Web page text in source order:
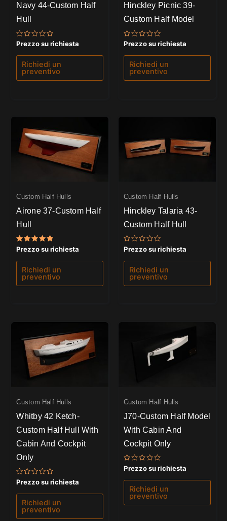
Navy 44-Custom Half
Hull
Valutato
su
Prezzo su richiesta
Richiedi un
preventivo
Hinckley Picnic 39-
Custom Half Model
Valutato
su
Prezzo su richiesta
Richiedi un
preventivo
Custom Half Hulls
Airone 37-Custom Half
Hull
Valutato
su 5
Prezzo su richiesta
Richiedi un
preventivo
Custom Half Hulls
Hinckley Talaria 43-
Custom Half Hull
Valutato
su
Prezzo su richiesta
Richiedi un
preventivo
Custom Half Hulls
Whitby 42 Ketch-
Custom Half Hull With
Cabin And Cockpit
Only
Valutato
0
su
Prezzo su richiesta
Richiedi un
preventivo
Custom Half Hulls
J70-Custom Half Model
With Cabin And
Cockpit Only
Valutato
0
su
Prezzo su richiesta
Richiedi un
preventivo